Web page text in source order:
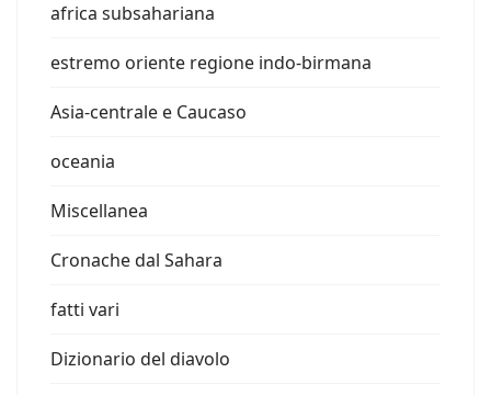
africa subsahariana
estremo oriente regione indo-birmana
Asia-centrale e Caucaso
oceania
Miscellanea
Cronache dal Sahara
fatti vari
Dizionario del diavolo